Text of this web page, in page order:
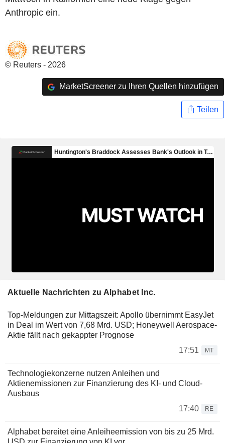
Anthropic ein.
© Reuters - 2026
MarketScreener zu Ihren Quellen hinzufügen
Teilen
Aktuelle Nachrichten zu Alphabet Inc.
Top-Meldungen zur Mittagszeit: Apollo übernimmt EasyJet
in Deal im Wert von 7,68 Mrd. USD; Honeywell Aerospace-
Aktie fällt nach gekappter Prognose
17:51
MT
Technologiekonzerne nutzen Anleihen und
Aktienemissionen zur Finanzierung des KI- und Cloud-
Ausbaus
17:40
RE
Alphabet bereitet eine Anleiheemission von bis zu 25 Mrd.